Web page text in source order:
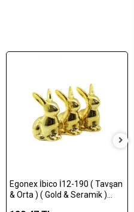
Egonex İbico İ12-190 ( Tavşan
& Orta ) ( Gold & Seramik )